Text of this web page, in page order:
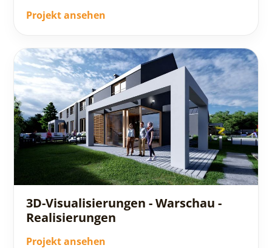
Projekt ansehen
3D-Visualisierungen - Warschau -
Realisierungen
Projekt ansehen